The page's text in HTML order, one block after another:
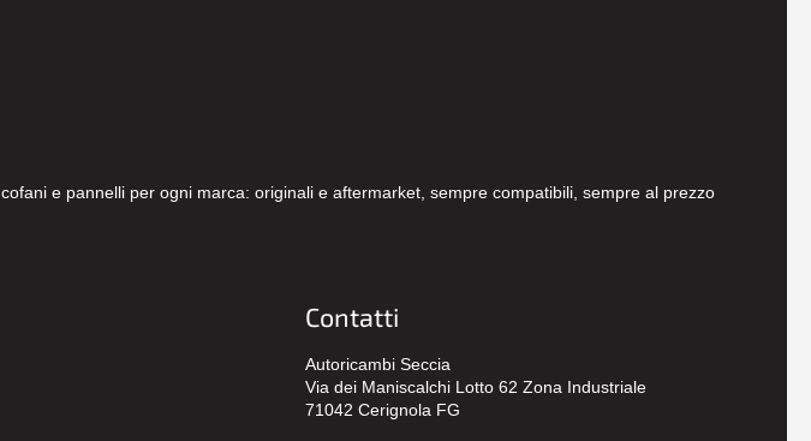
e pannelli per ogni marca: originali e aftermarket, sempre compatibili, sempre al prezzo
Contatti
Autoricambi Seccia
Via dei Maniscalchi Lotto 62 Zona Industriale
71042 Cerignola FG